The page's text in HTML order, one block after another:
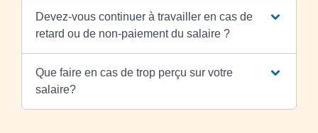
Devez-vous continuer à travailler en cas de
retard ou de non-paiement du salaire ?
Que faire en cas de trop perçu sur votre
salaire?